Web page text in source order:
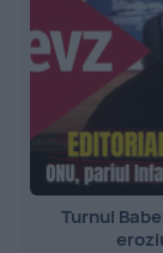
Turnul